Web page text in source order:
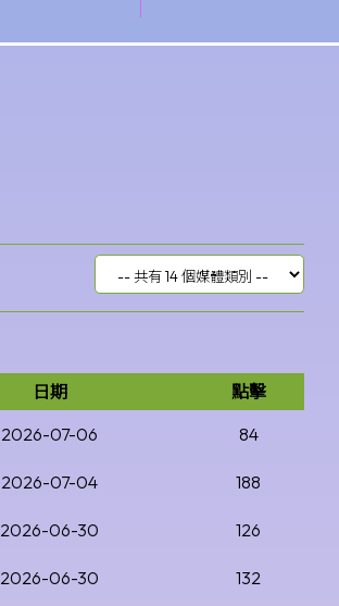
日期
點擊
2026-07-06 84
2026-07-04 188
2026-06-30 126
2026-06-30 132